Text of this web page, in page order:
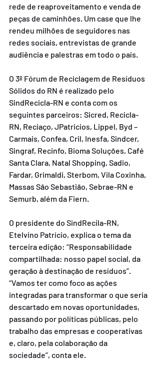
rede de reaproveitamento e venda de
peças de caminhões. Um case que lhe
rendeu milhões de seguidores nas
redes sociais, entrevistas de grande
audiência e palestras em todo o país.
O 3º Fórum de Reciclagem de Resíduos
Sólidos do RN é realizado pelo
SindRecicla-RN e conta com os
seguintes parceiros: Sicred, Recicla-
RN, Reciaço, JPatricios, Lippel, Byd –
Carmais, Confea, Cril, Inesfa, Sindcer,
Singraf, Recinfo, Bioma Soluções, Café
Santa Clara, Natal Shopping, Sadio,
Fardar, Grimaldi, Sterbom, Vila Coxinha,
Massas São Sebastião, Sebrae-RN e
Semurb, além da Fiern.
O presidente do SindRecila-RN,
Etelvino Patrício, explica o tema da
terceira edição: “Responsabilidade
compartilhada: nosso papel social, da
geração à destinação de resíduos”.
“Vamos ter como foco as ações
integradas para transformar o que seria
descartado em novas oportunidades,
passando por políticas públicas, pelo
trabalho das empresas e cooperativas
e, claro, pela colaboração da
sociedade”, conta ele.